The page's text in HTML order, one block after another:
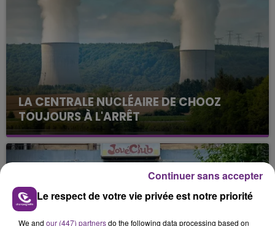
LA CENTRALE NUCLÉAIRE DE CHOOZ
TOUJOURS À L'ARRÊT
Cela fait déjà une semaine que la centrale
nucléaire ardennaise est à l'arrêt. Une situation
justifiée par la sécheresse intense qui est toujours
Le respect de votre vie privée est notre priorité
We and our (447) partnersdo the following data processing based on
Continuer sans accepter